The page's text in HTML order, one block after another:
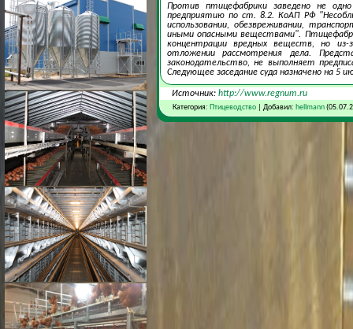
Против птицефабрики заведено не
предприятию по ст. 8.2. КоАП РФ
использовании, обезвреживании,
иными опасными веществами".
концентрации вредных веществ, но из-
отложении рассмотрения дела.
законодательство, не выполняет
Следующее заседание суда назначено на 5
Источник: http://www.regnum.ru
Категория: Птицеводство| Добавил: hellmann